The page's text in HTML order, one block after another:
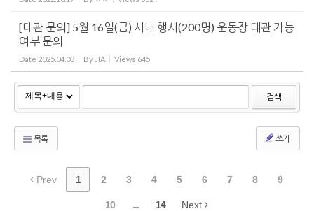
[대관 문의] 5월 16일(금) 사내 행사(200명) 운동장 대관 가능
여부 문의
Date 2025.04.03 By JIA Views 645
검색
목록 쓰기
Prev 1 2 3 4 5 6 7 8 9
10 ... 14 Next